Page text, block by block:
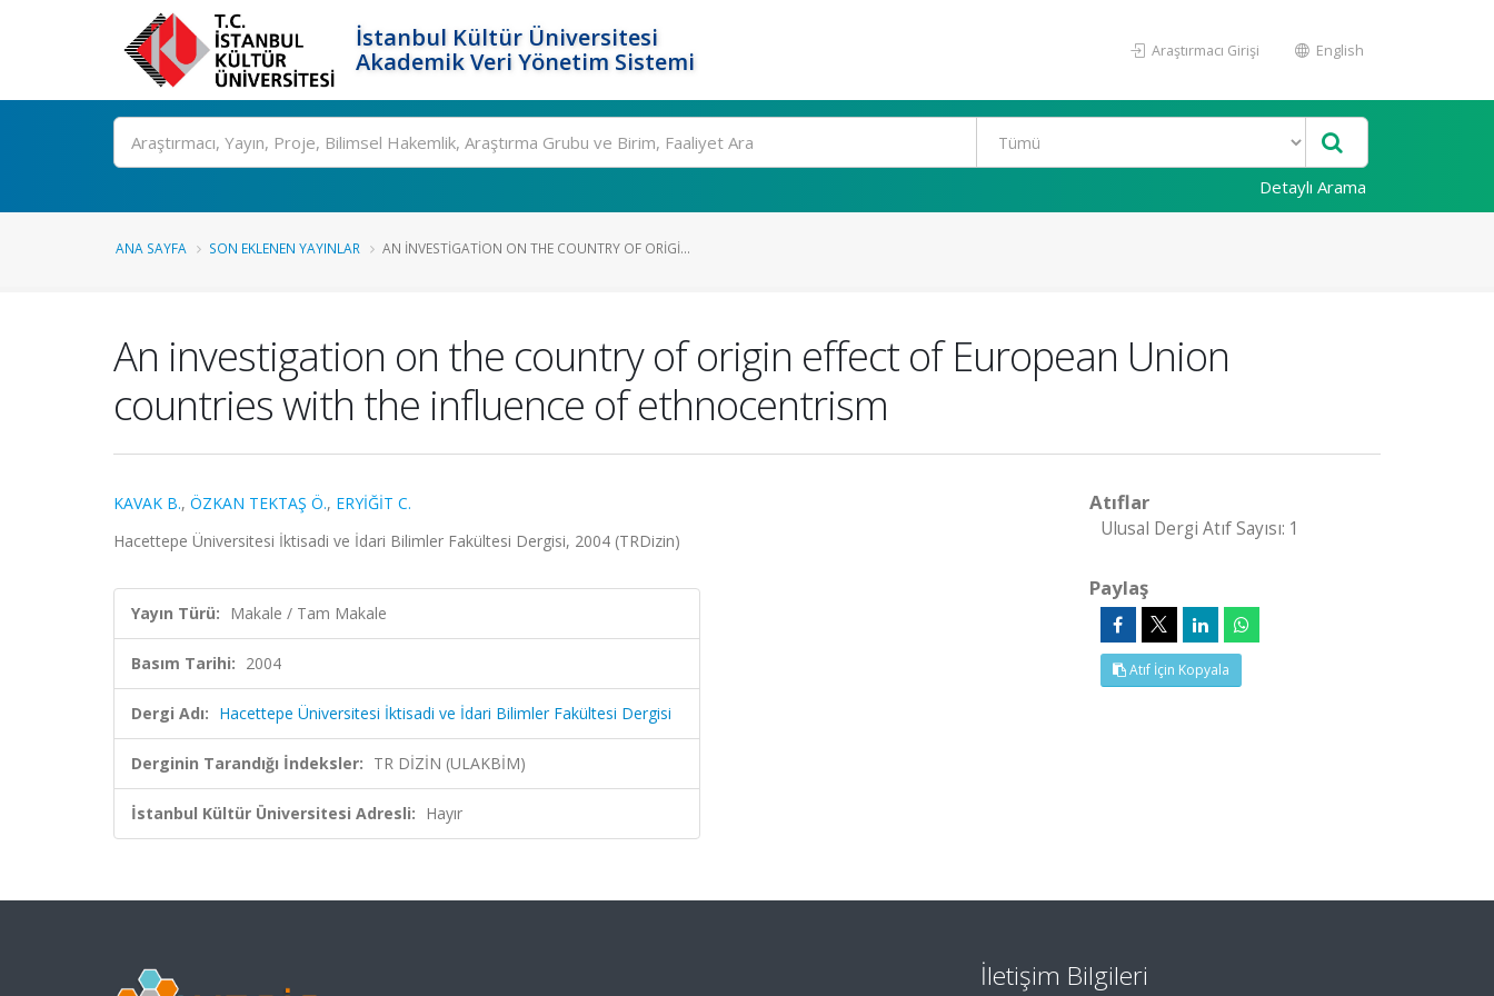
İstanbul Kültür Üniversitesi
Akademik Veri Yönetim Sistemi
Araştırmacı Girişi English
Ara
Detaylı Arama
ANA SAYFA SON EKLENEN YAYINLAR AN INVESTIGATION ON THE COUNTRY OF ORIGI...
An investigation on the country of origin effect of European Union
countries with the influence of ethnocentrism
KAVAK B., ÖZKAN TEKTAŞ Ö., ERYİĞİT C.
Hacettepe Üniversitesi İktisadi ve İdari Bilimler Fakültesi Dergisi, 2004 (TRDizin)
Yayın Türü: Makale / Tam Makale
Basım Tarihi: 2004
Dergi Adı: Hacettepe Üniversitesi İktisadi ve İdari Bilimler Fakültesi Dergisi
Derginin Tarandığı İndeksler: TR DİZİN (ULAKBİM)
İstanbul Kültür Üniversitesi Adresli: Hayır
Atıflar
Ulusal Dergi Atıf Sayısı: 1
Paylaş
Atıf İçin Kopyala
İletişim Bilgileri